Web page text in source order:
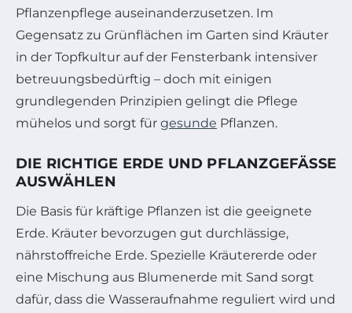
Pflanzenpflege auseinanderzusetzen. Im
Gegensatz zu Grünflächen im Garten sind Kräuter
in der Topfkultur auf der Fensterbank intensiver
betreuungsbedürftig – doch mit einigen
grundlegenden Prinzipien gelingt die Pflege
mühelos und sorgt für gesunde Pflanzen.
DIE RICHTIGE ERDE UND PFLANZGEFÄSSE A
USWÄHLEN
Die Basis für kräftige Pflanzen ist die geeignete
Erde. Kräuter bevorzugen gut durchlässige,
nährstoffreiche Erde. Spezielle Kräutererde oder
eine Mischung aus Blumenerde mit Sand sorgt
dafür, dass die Wasseraufnahme reguliert wird und